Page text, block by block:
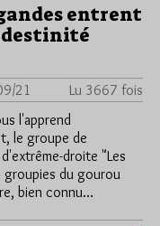
entrent
21
Lu 3667 fois
l'apprend
le groupe de
droite "Les
groupies du gourou
bien connu…